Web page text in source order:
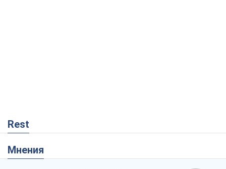
Rest
Мнения